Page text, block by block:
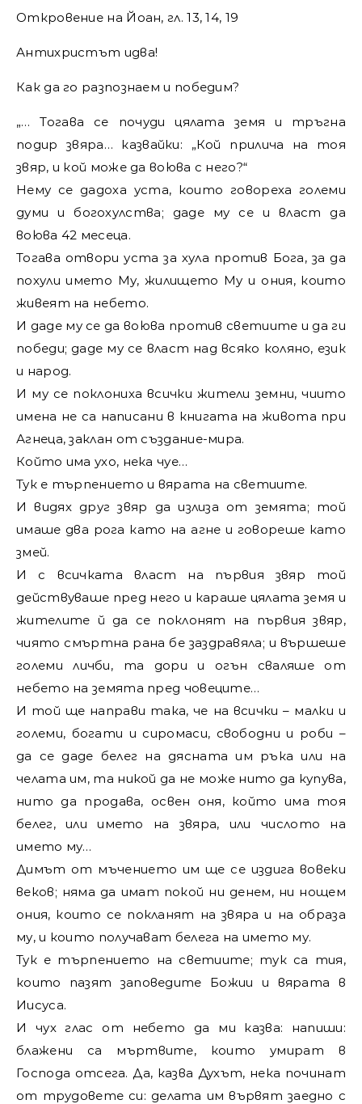
Откровение на Йоан, гл. 13, 14, 19
Антихристът идва!
Как да го разпознаем и победим?
„… Тогава се почуди цялата земя и тръгна
подир звяра… казвайки: „Кой прилича на тоя
звяр, и кой може да воюва с него?“
Нему се дадоха уста, които говореха големи
думи и богохулства; даде му се и власт да
воюва 42 месеца.
Тогава отвори уста за хула против Бога, за да
похули името Му, жилището Му и ония, които
живеят на небето.
И даде му се да воюва против светиите и да ги
победи; даде му се власт над всяко коляно, език
и народ.
И му се поклониха всички жители земни, чиито
имена не са написани в книгата на живота при
Агнеца, заклан от създание-мира.
Който има ухо, нека чуе…
Тук е търпението и вярата на светиите.
И видях друг звяр да излиза от земята; той
имаше два рога като на агне и говореше като
змей.
И с всичката власт на първия звяр той
действуваше пред него и караше цялата земя и
жителите й да се поклонят на първия звяр,
чиято смъртна рана бе заздравяла; и вършеше
големи личби, та дори и огън сваляше от
небето на земята пред човеците…
И той ще направи така, че на всички – малки и
големи, богати и сиромаси, свободни и роби –
да се даде белег на дясната им ръка или на
челата им, та никой да не може нито да купува,
нито да продава, освен оня, който има тоя
белег, или името на звяра, или числото на
името му…
Димът от мъчението им ще се издига вовеки
веков; няма да имат покой ни денем, ни нощем
ония, които се покланят на звяра и на образа
му, и които получават белега на името му.
Тук е търпението на светиите; тук са тия,
които пазят заповедите Божии и вярата в
Иисуса.
И чух глас от небето да ми казва: напиши:
блажени са мъртвите, които умират в
Господа отсега. Да, казва Духът, нека починат
от трудовете си: делата им вървят заедно с